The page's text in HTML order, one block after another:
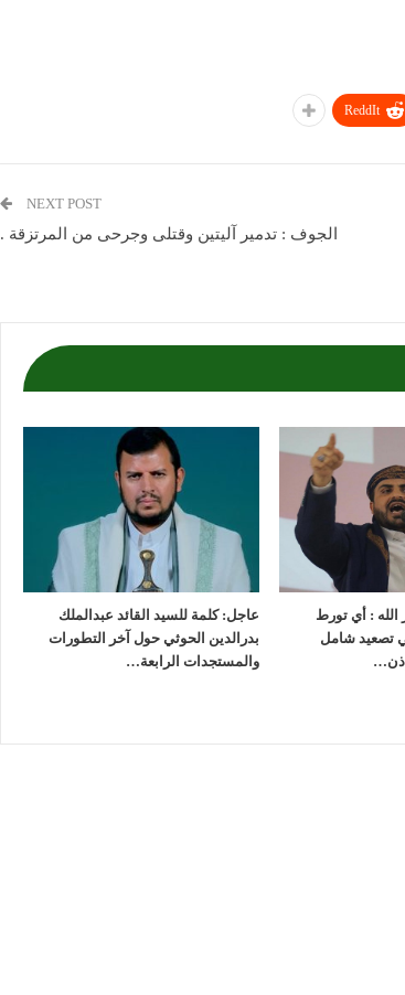
ReddIt
NEXT POST
الجوف : تدمير آليتين وقتلى وجرحى من المرتزقة .
: أي تورط
تصعيد شامل
عاجل: كلمة للسيد القائد عبدالملك
بدرالدين الحوثي حول آخر التطورات
والمستجدات الرابعة…